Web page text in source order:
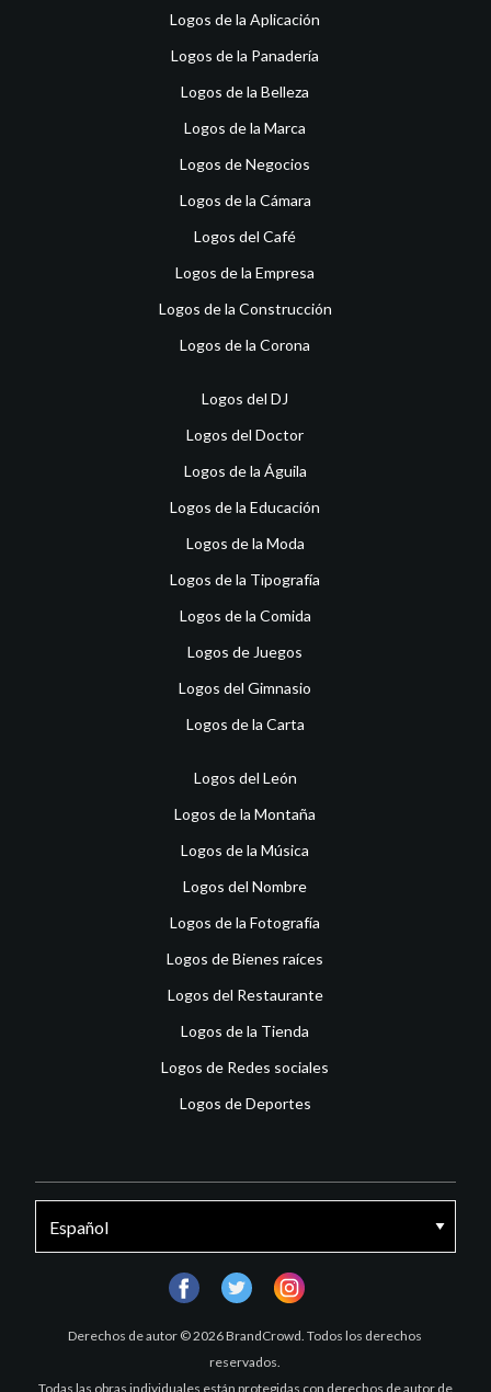
Logos de la Aplicación
Logos de la Panadería
Logos de la Belleza
Logos de la Marca
Logos de Negocios
Logos de la Cámara
Logos del Café
Logos de la Empresa
Logos de la Construcción
Logos de la Corona
Logos del DJ
Logos del Doctor
Logos de la Águila
Logos de la Educación
Logos de la Moda
Logos de la Tipografía
Logos de la Comida
Logos de Juegos
Logos del Gimnasio
Logos de la Carta
Logos del León
Logos de la Montaña
Logos de la Música
Logos del Nombre
Logos de la Fotografía
Logos de Bienes raíces
Logos del Restaurante
Logos de la Tienda
Logos de Redes sociales
Logos de Deportes
Derechos de autor © 2026 BrandCrowd. Todos los derechos
reservados.
Todas las obras individuales están protegidas con derechos de autor de
facebooktwitter instagram